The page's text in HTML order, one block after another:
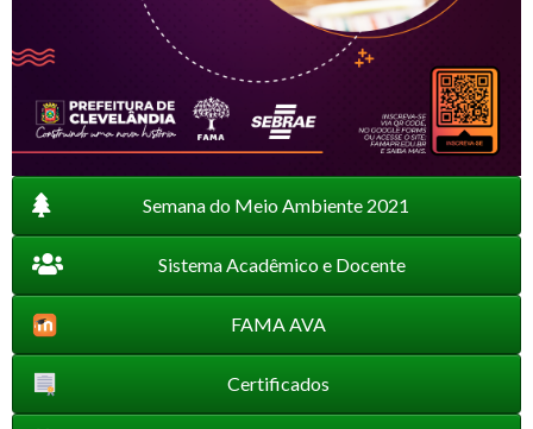
Semana do Meio Ambiente 2021
Sistema Acadêmico e Docente
FAMA AVA
Certificados